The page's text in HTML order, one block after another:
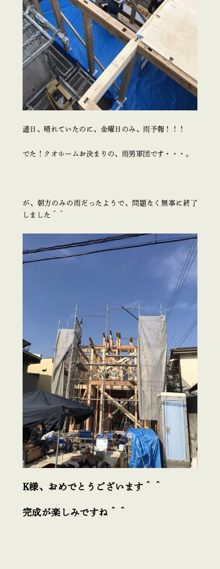
連日、晴れていたのに、金曜日のみ、雨予報！！！
でた！クオホームお決まりの、雨男軍団です・・・。
が、朝方のみの雨だったようで、問題なく無事に終了
しました＾＾
K様、おめでとうございます＾＾
完成が楽しみですね＾＾